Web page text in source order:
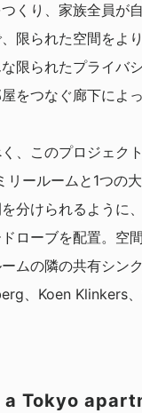
くり、家族全員が
限られた空間をよ
限られたプライバ
をつなぐ廊下によ
、このプロジェク
リールームと1つの
分けられるように
ローブを配置。空
ムの隣の共有シン
、Koen Klinkers
Tokyo